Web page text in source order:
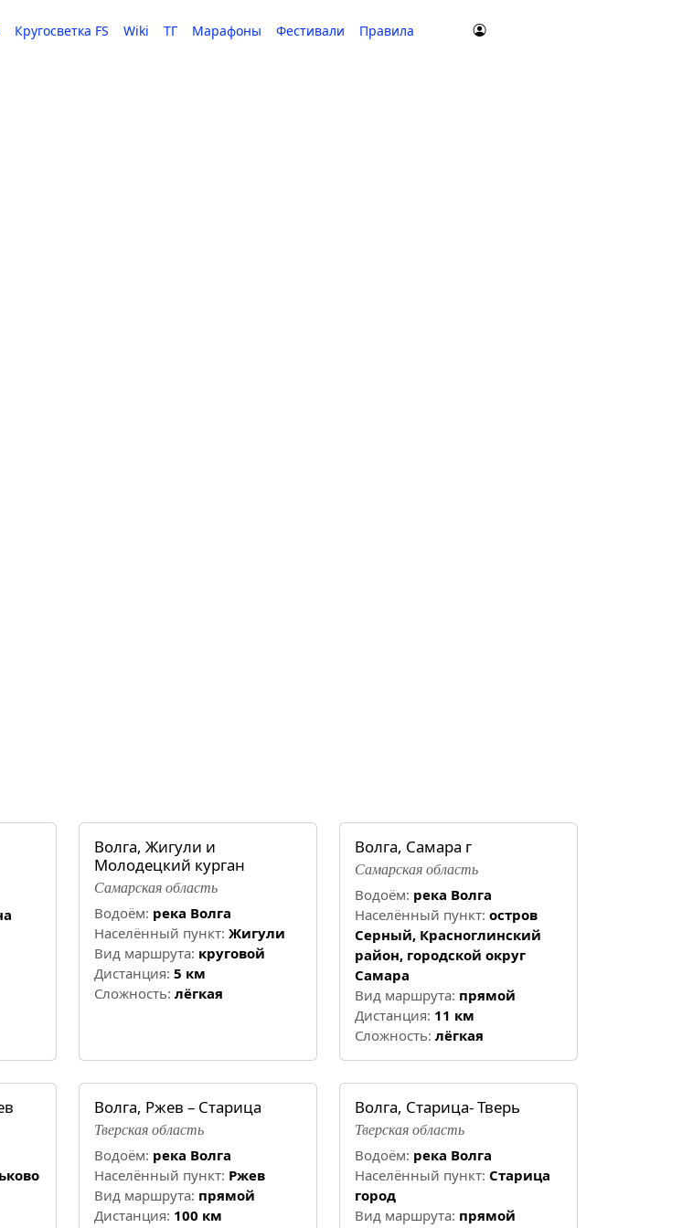
Кругосветка FS Wiki ТГ Марафоны Фестивали Правила
Волга, Жигули и
Молодецкий курган
Самарская область
Водоём: река Волга
Населённый пункт: Жигули
Вид маршрута: круговой
Дистанция: 5 км
Cложность: лёгкая
Волга, Самара г
Самарская область
Водоём: река Волга
Населённый пункт: остров
Серный, Красноглинский
район, городской округ
Самара
Вид маршрута: прямой
Дистанция: 11 км
Cложность: лёгкая
Волга, Ржев – Старица
Тверская область
Водоём: река Волга
Населённый пункт: Ржев
Вид маршрута: прямой
Дистанция: 100 км
Волга, Старица- Тверь
Тверская область
Водоём: река Волга
Населённый пункт: Старица
город
Вид маршрута: прямой